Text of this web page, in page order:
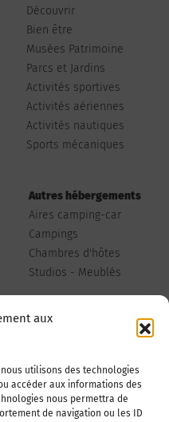
aux
utilisons des technologies
accéder aux informations des
nous permettra de
de navigation ou les ID
Découvrir
Bien être
Musées Patrimoine
Parcs et Jardins
Activités sportives
Activités aériennes
Activités nautiques
Sports mécaniques
Autres hébergements
Aires camping-car
Campings
Chambres d'hôtes
Studios - Meublés
Publiez votre annonce